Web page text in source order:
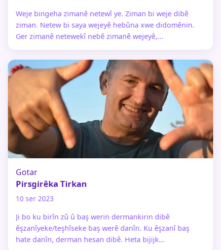
Weje bingeha zimanê netewî ye. Ziman bi weje dibê
ziman. Netew bi saya wejeyê hebûna xwe didomênin.
Ger zimanê netewekî nebê zimanê wejeyê,...
Gotar
Pirsgirêka Tirkan
10 ser 2023
Ji bo ku birîn zû û baş werin dermankirin dibê
êşzanîyeke/teşhîseke baş werê danîn. Ku êşzanî baş
hate danîn, derman hesan dibê. Heta bijijk...